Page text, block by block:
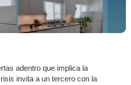
adentro que implica la
invita a un tercero con la